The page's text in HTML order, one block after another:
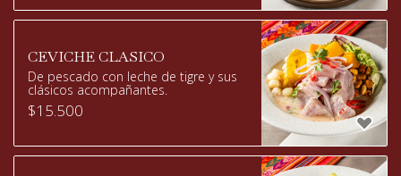
CEVICHE CLASICO
De pescado con leche de tigre y sus
clásicos acompañantes.
$15.500